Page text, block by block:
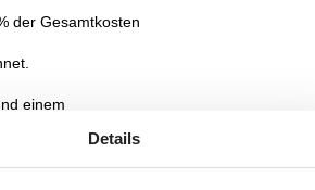
der Gesamtkosten
einem
Details